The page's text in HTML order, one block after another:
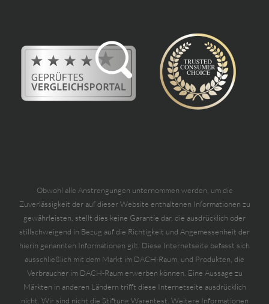
Obwohl alle Anstrengungen unternommen werden, um die
Zuverlässigkeit der auf dieser Website enthaltenen Informationen zu
gewährleisten, stellt dies keine Garantie dar, die ausdrücklich oder
stillschweigend in Bezug auf die Richtigkeit und Angemessenheit der
hierin genannten Informationen gilt. Diese Internetseite befasst sich
ausschließlich mit dem Markt im DACH-Raum, und Produkten, die
Verbraucher im DACH-Raum erwerben können. Eine Aussage zu
Märkten in anderen Ländern trifft diese Internetseite ausdrücklich
nicht. Wir sind nicht die Stiftung Warentest. Weitere Informationen